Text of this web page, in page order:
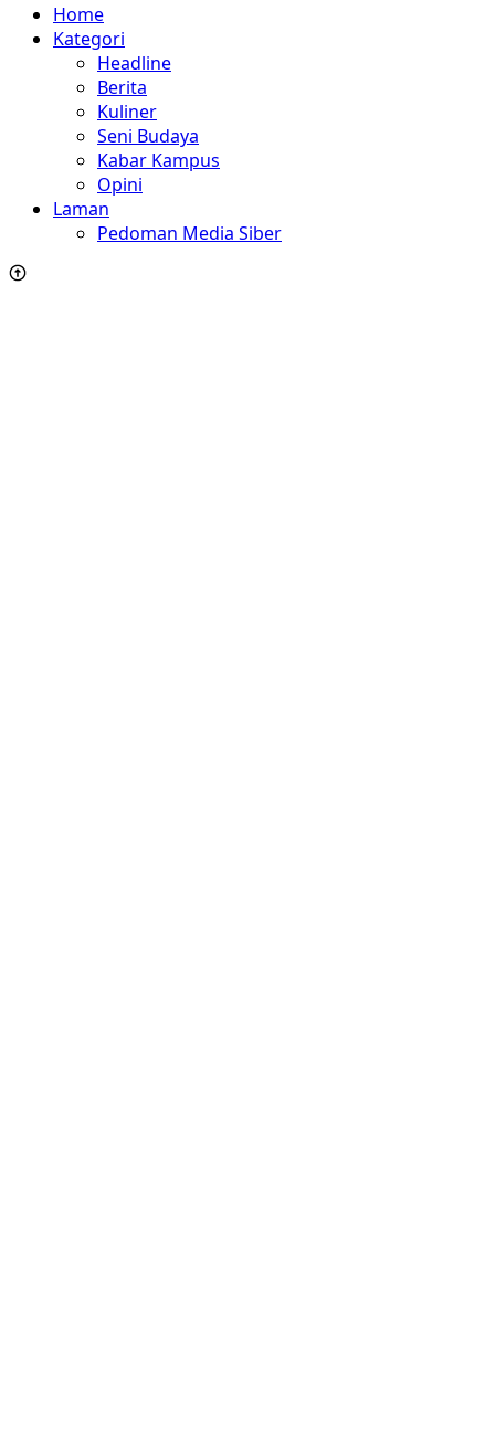
Home
Kategori
Headline
Berita
Kuliner
Seni Budaya
Kabar Kampus
Opini
Laman
Pedoman Media Siber